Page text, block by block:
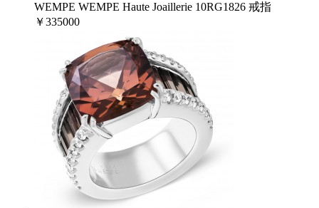
WEMPE WEMPE Haute Joaillerie 10RG1826 戒指
￥335000